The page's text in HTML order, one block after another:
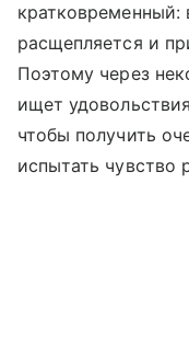
расщепляется и
Поэтому через
ищет
чтобы получить
испытать чувство